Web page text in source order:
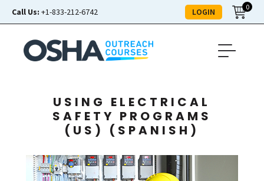
Call Us: +1-833-212-6742 LOGIN 0
USING ELECTRICAL
SAFETY PROGRAMS
(US) (SPANISH)